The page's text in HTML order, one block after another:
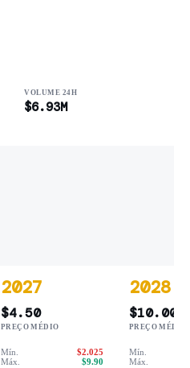
VOLUME 24H
$6.93M
2027
$4.50
PREÇO MÉDIO
Mín.
$2.025
Máx.
$9.90
2028
$10.00
PREÇO MÉDIO
Mín.
Máx.